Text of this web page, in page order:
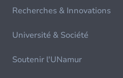
Recherches & Innovations
Université & Société
Soutenir l'UNamur